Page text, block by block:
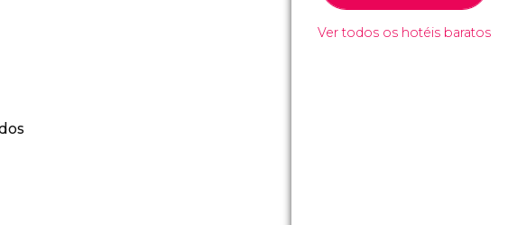
Ver todos os hotéis baratos